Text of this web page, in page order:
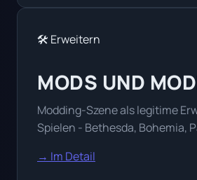
🛠️ Erweitern
MODS UND
Modding-Szene als legitime
Spielen - Bethesda, Bohemia,
→ Im Detail